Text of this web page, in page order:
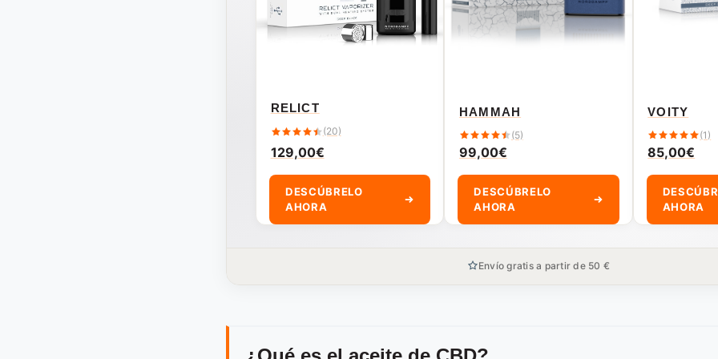
RELICT
(20)
129,00€
DESCÚBRELO
AHORA
HAMMAH
(5)
99,00€
DESCÚBRELO
AHORA
VOITY
(1)
85,00€
AHORA
Envío gratis a partir de 50 €